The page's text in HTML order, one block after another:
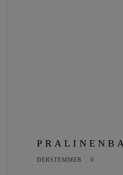
DERSTEMMER 0